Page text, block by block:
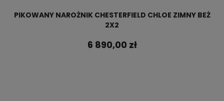
PIKOWANY NAROŻNIK CHESTERFIELD CHLOE ZIMNY BEŻ
2X2
6 890,00 zł